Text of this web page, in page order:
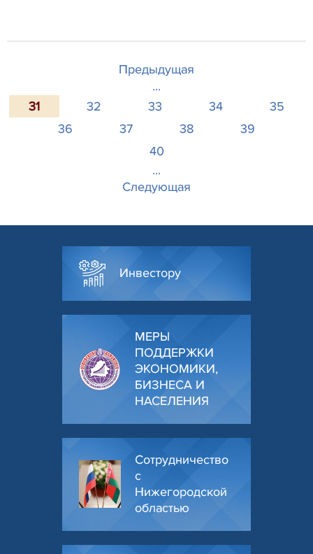
Предыдущая
...
31
32 33 34
35
36
37 38
39
40
...
Следующая
Инвестору
МЕРЫ
ПОДДЕРЖКИ
ЭКОНОМИКИ,
БИЗНЕСА И
НАСЕЛЕНИЯ
Сотрудничество
с
Нижегородской
областью